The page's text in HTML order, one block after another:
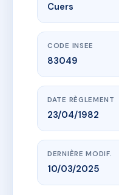
Cuers
CODE INSEE
83049
DATE RÈGLEMENT
23/04/1982
DERNIÈRE MODIF.
10/03/2025